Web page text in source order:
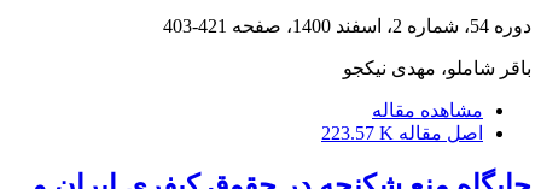
دوره 54، شماره 2، اسفند 1400، صفحه 421-403
باقر شاملو، مهدی نیکجو
مشاهده مقاله
اصل مقاله 223.57 K